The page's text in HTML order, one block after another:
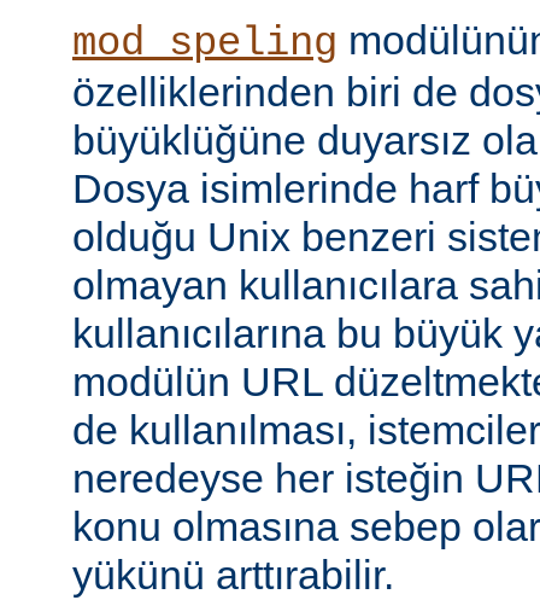
mod_speling
özelliklerinden biri de
büyüklüğüne duyarsız
Dosya isimlerinde harf
olduğu Unix benzeri
olmayan kullanıcılara
kullanıcılarına bu büyük
modülün URL
de kullanılması,
neredeyse her isteğin
konu olmasına sebep
yükünü arttırabilir.